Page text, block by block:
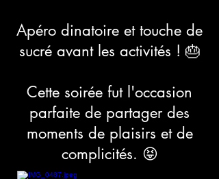
Apéro dinatoire et touche de
sucré avant les activités ! 🎂
Cette soirée fut l'occasion
parfaite de partager des
moments de plaisirs et de
complicités. 😝